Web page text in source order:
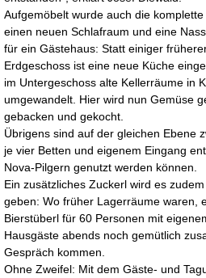
Aufgemöbelt wurde auch die
einen neuen Schlafraum und eine
für ein Gästehaus: Statt einiger
Erdgeschoss ist eine neue Küche
im Untergeschoss alte Kellerräume in
umgewandelt. Hier wird nun Gemüse
gebacken und gekocht.
Übrigens sind auf der gleichen Ebene
je vier Betten und eigenem Eingang
Nova-Pilgern genutzt werden können.
Ein zusätzliches Zuckerl wird es
geben: Wo früher Lagerräume waren,
Bierstüberl für 60 Personen mit
Hausgäste abends noch gemütlich
Gespräch kommen.
Ohne Zweifel: Mit dem Gäste- und